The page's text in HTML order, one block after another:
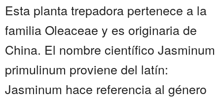
Esta planta trepadora pertenece a la
familia Oleaceae y es originaria de
China. El nombre científico Jasminum
primulinum proviene del latín:
Jasminum hace referencia al género